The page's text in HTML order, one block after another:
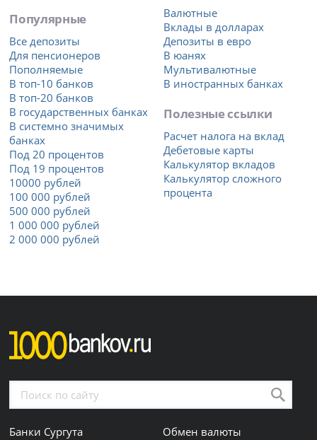
Популярные
Все депозиты
Для пенсионеров
Пополняемые
В топ-10 банков
В топ-20 банков
В государственных банках
В системно значимых
банках
Под 20 процентов
Под 19 процентов
10000 рублей
100 000 рублей
500 000 рублей
1 000 000 рублей
2 000 000 рублей
Валютные
Вклады в долларах
Депозиты в евро
В юанях
Мультивалютные
В иностранных банках
Полезные ссылки
Расчет налога на вклад
Дебетовые карты
Калькулятор вкладов
Калькулятор сложного
процента
Банки Сургута
Обмен валюты